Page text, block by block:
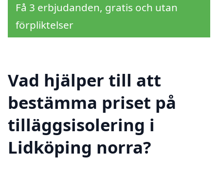
Få 3 erbjudanden, gratis och utan
förpliktelser
Vad hjälper till att
bestämma priset på
tilläggsisolering i
Lidköping norra?